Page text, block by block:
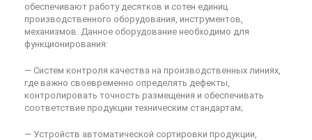
обеспечивают работу десятков и сотен единиц
производственного оборудования, инструментов,
механизмов. Данное оборудование необходимо для
функционирования:
— Систем контроля качества на производственных линиях,
где важно своевременно определять дефекты,
контролировать точность размещения и обеспечивать
соответствие продукции техническим стандартам;
— Устройств автоматической сортировки продукции,